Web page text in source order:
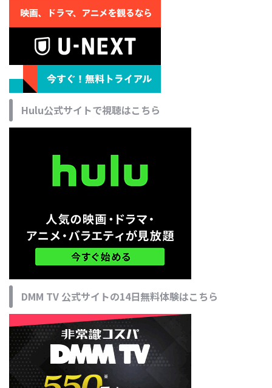
Hulu公式サイトで視聴はこちら
DMM TV 公式サイトの14日無料体験はこちら